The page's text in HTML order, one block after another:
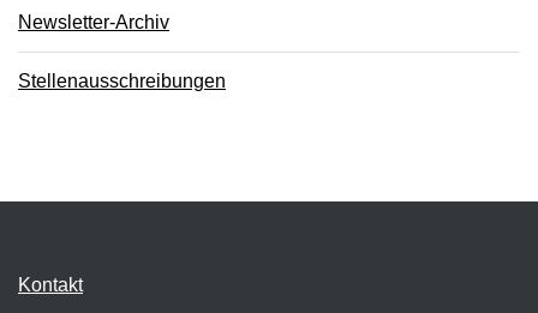
Newsletter-Archiv
Stellenausschreibungen
Kontakt